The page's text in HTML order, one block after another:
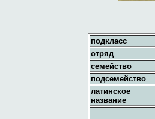
подкласс
отряд
семейство
подсемейство
латинское
название